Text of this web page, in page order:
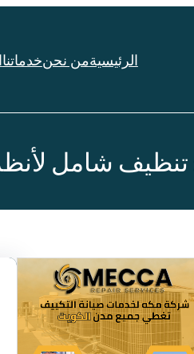
الرئيسيةمن نحنخدماتنا
تنظيف شامل